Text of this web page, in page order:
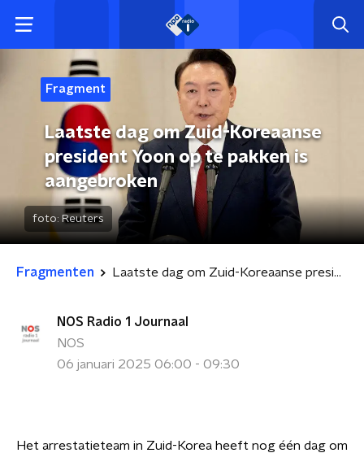
Fragment
Laatste dag om Zuid-Koreaanse
president Yoon op te pakken is
aangebroken
foto: Reuters
Fragmenten Laatste dag om Zuid-Koreaanse president Yoon op te pakken is aangebroken
NOS Radio 1 Journaal
NOS
06 januari 2025 06:00 - 09:30
Het arrestatieteam in Zuid-Korea heeft nog één dag om